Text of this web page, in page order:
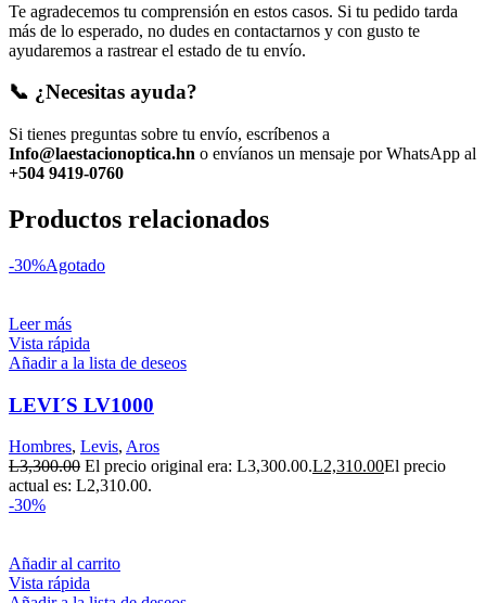
Te agradecemos tu comprensión en estos casos. Si tu pedido tarda
más de lo esperado, no dudes en contactarnos y con gusto te
ayudaremos a rastrear el estado de tu envío.
📞 ¿Necesitas ayuda?
Si tienes preguntas sobre tu envío, escríbenos a
Info@laestacionoptica.hn o envíanos un mensaje por WhatsApp al
+504 9419-0760
Productos relacionados
-30%Agotado
Leer más
Vista rápida
Añadir a la lista de deseos
LEVI´S LV1000
Hombres, Levis, Aros
L3,300.00 El precio original era: L3,300.00.L2,310.00El precio
actual es: L2,310.00.
-30%
Añadir al carrito
Vista rápida